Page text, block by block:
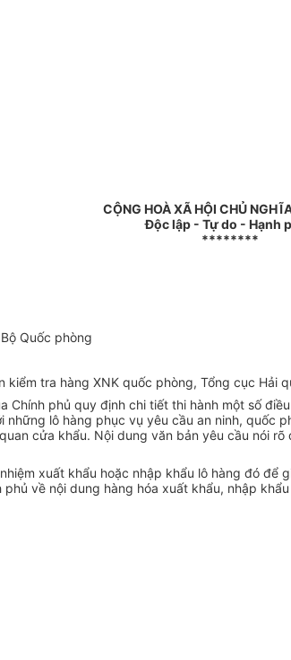
CỘNG HOÀ XÃ HỘI CHỦ
Độc lập - Tự do - Hạnh
********
Bộ Quốc phòng
tra hàng XNK quốc phòng, Tổng cục Hải
Chính phủ quy định chi tiết thi hành một số
lô hàng phục vụ yêu cầu an ninh, quốc
cửa khẩu. Nội dung văn bản yêu cầu nói
xuất khẩu hoặc nhập khẩu lô hàng đó để
về nội dung hàng hóa xuất khẩu, nhập